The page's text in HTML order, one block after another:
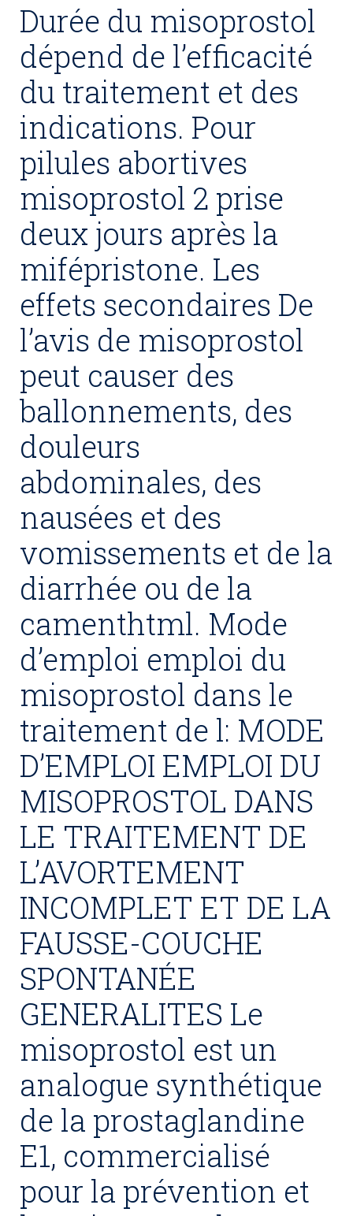
Durée du misoprostol
dépend de l’efficacité
du traitement et des
indications. Pour
pilules abortives
misoprostol 2 prise
deux jours après la
mifépristone. Les
effets secondaires De
l’avis de misoprostol
peut causer des
ballonnements, des
douleurs
abdominales, des
nausées et des
vomissements et de la
diarrhée ou de la
camenthtml. Mode
d’emploi emploi du
misoprostol dans le
traitement de l: MODE
D’EMPLOI EMPLOI DU
MISOPROSTOL DANS
LE TRAITEMENT DE
L’AVORTEMENT
INCOMPLET ET DE LA
FAUSSE-COUCHE
SPONTANÉE
GENERALITES Le
misoprostol est un
analogue synthétique
de la prostaglandine
E1, commercialisé
pour la prévention et